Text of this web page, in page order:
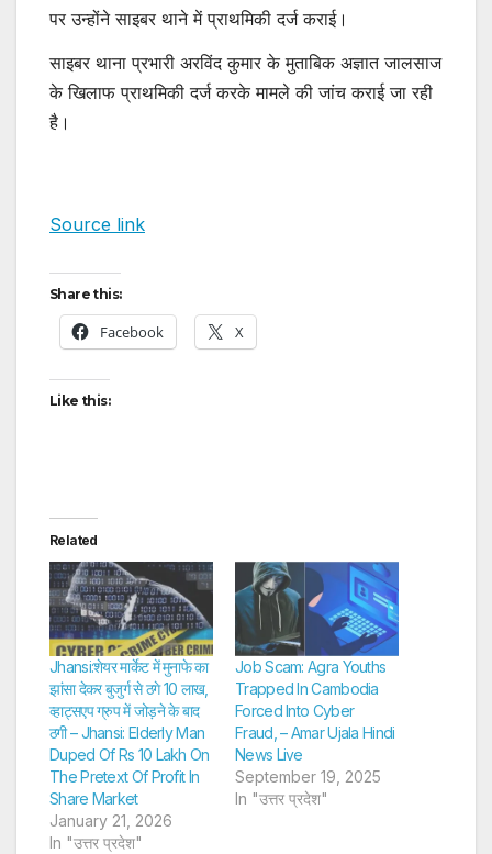
पर उन्होंने साइबर थाने में प्राथमिकी दर्ज कराई।
साइबर थाना प्रभारी अरविंद कुमार के मुताबिक अज्ञात जालसाज
के खिलाफ प्राथमिकी दर्ज करके मामले की जांच कराई जा रही
है।
Source link
Share this:
Facebook X
Like this:
Related
Jhansi:शेयर मार्केट में मुनाफे का
झांसा देकर बुजुर्ग से ठगे 10 लाख,
व्हाट्सएप ग्रुप में जोड़ने के बाद
ठगी – Jhansi: Elderly Man
Duped Of Rs 10 Lakh On
The Pretext Of Profit In
Share Market
January 21, 2026
In "उत्तर प्रदेश"
Job Scam: Agra Youths
Trapped In Cambodia
Forced Into Cyber
Fraud, – Amar Ujala Hindi
News Live
September 19, 2025
In "उत्तर प्रदेश"